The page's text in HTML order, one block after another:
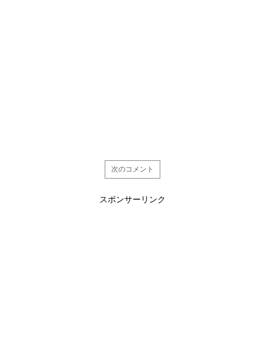
次のコメント
スポンサーリンク